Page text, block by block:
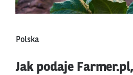
Polska
Jak podaje